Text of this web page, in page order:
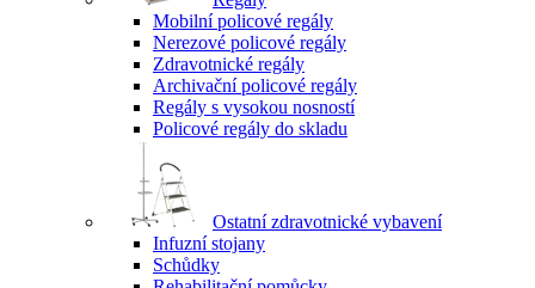
Mobilní policové regály
Nerezové policové regály
Zdravotnické regály
Archivační policové regály
Regály s vysokou nosností
Policové regály do skladu
Ostatní zdravotnické vybavení
Infuzní stojany
Schůdky